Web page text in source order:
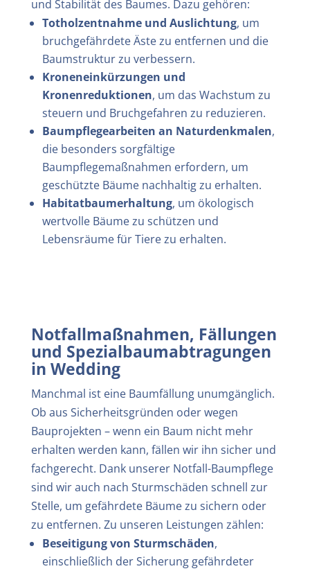
und Stabilität des Baumes. Dazu gehören:
Totholzentnahme und Auslichtung, um
bruchgefährdete Äste zu entfernen und die
Baumstruktur zu verbessern.
Kroneneinkürzungen und
Kronenreduktionen, um das Wachstum zu
steuern und Bruchgefahren zu reduzieren.
Baumpflegearbeiten an Naturdenkmalen,
die besonders sorgfältige
Baumpflegemaßnahmen erfordern, um
geschützte Bäume nachhaltig zu erhalten.
Habitatbaumerhaltung, um ökologisch
wertvolle Bäume zu schützen und
Lebensräume für Tiere zu erhalten.
Notfallmaßnahmen, Fällungen
und Spezialbaumabtragungen
in Wedding
Manchmal ist eine Baumfällung unumgänglich.
Ob aus Sicherheitsgründen oder wegen
Bauprojekten – wenn ein Baum nicht mehr
erhalten werden kann, fällen wir ihn sicher und
fachgerecht. Dank unserer Notfall-Baumpflege
sind wir auch nach Sturmschäden schnell zur
Stelle, um gefährdete Bäume zu sichern oder
zu entfernen. Zu unseren Leistungen zählen:
Beseitigung von Sturmschäden,
einschließlich der Sicherung gefährdeter